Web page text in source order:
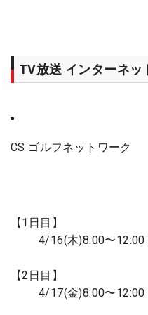
TV放送 インターネッ
CS ゴルフネットワーク
【1日目】
4/16(木)8:00〜12:00
【2日目】
4/17(金)8:00〜12:00